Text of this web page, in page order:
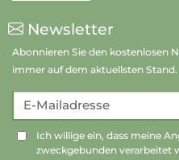
Newsletter
Abonnieren Sie den kostenlosen
immer auf dem aktuellsten Stand.
E-Mailadresse
Ich willige ein, dass meine
zweckgebunden verarbeitet